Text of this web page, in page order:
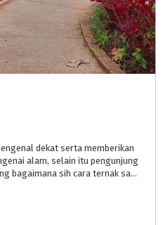
dekat serta memberikan
alam, selain itu pengunjung
bisa mempelajari secara langsung bagaimana sih cara ternak sapi perah yang benar? , memerah susu sapi perah yang benar?